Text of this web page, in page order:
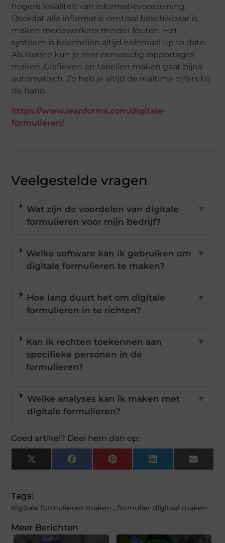
hogere kwaliteit van informatievoorziening.
Doordat alle informatie centraal beschikbaar is,
maken medewerkers minder fouten. Het
systeem is bovendien altijd helemaal up to date.
Als laatste kun je zeer eenvoudig rapportages
maken. Grafieken en tabellen maken gaat bijna
automatisch. Zo heb je altijd de realtime cijfers bij
de hand.
https://www.leanforms.com/digitale-
formulieren/
Veelgestelde vragen
Wat zijn de voordelen van digitale
formulieren voor mijn bedrijf?
▼
Welke software kan ik gebruiken om
digitale formulieren te maken?
▼
Hoe lang duurt het om digitale
formulieren in te richten?
▼
Kan ik rechten toekennen aan
specifieke personen in de
formulieren?
▼
Welke analyses kan ik maken met
digitale formulieren?
▼
Goed artikel? Deel hem dan op:
X
(Twitter)
FacebookPinterestLinkedInEmail
Tags:
digitale formulieren maken ,formulier digitaal maken
Meer Berichten